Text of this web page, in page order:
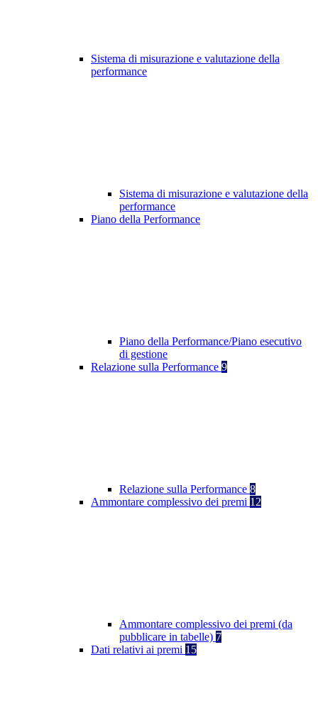
Sistema di misurazione e valutazione della
performance
Sistema di misurazione e valutazione della
performance
Piano della Performance
Piano della Performance/Piano esecutivo
di gestione
Relazione sulla Performance 9
Relazione sulla Performance 8
Ammontare complessivo dei premi 12
Ammontare complessivo dei premi (da
pubblicare in tabelle) 7
Dati relativi ai premi 15